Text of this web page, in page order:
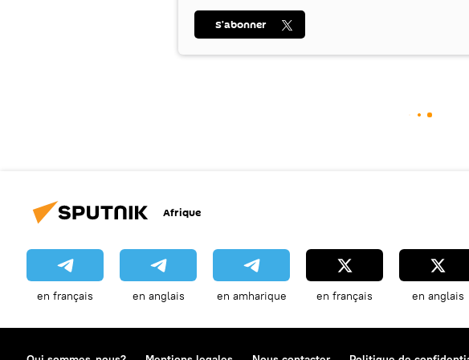
S’abonner
Afrique
en français en anglais en amharique en français en anglais